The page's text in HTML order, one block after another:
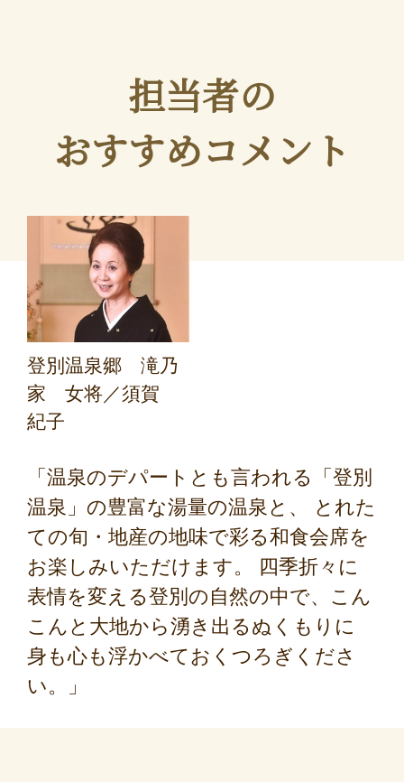
担当者の
おすすめコメント
登別温泉郷 滝乃
家 女将／須賀
紀子
「温泉のデパートとも言われる「登別
温泉」の豊富な湯量の温泉と、 とれた
ての旬・地産の地味で彩る和食会席を
お楽しみいただけます。 四季折々に
表情を変える登別の自然の中で、こん
こんと大地から湧き出るぬくもりに
身も心も浮かべておくつろぎくださ
い。」